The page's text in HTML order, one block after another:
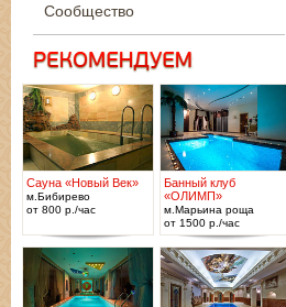
Сообщество
Сауна «Новый Век»
м.Бибирево
от 800 р./час
Банный клуб
«ОЛИМП»
м.Марьина роща
от 1500 р./час